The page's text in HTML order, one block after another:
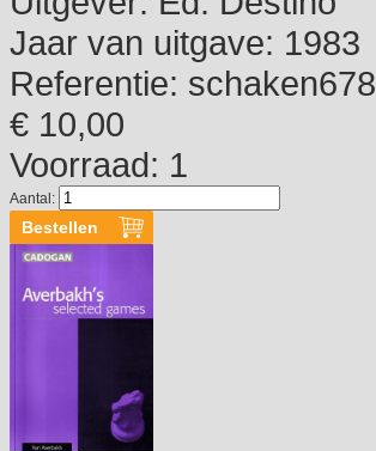
Jaar van uitgave: 1983
Referentie: schaken678
€ 10,00
Voorraad: 1
Aantal: